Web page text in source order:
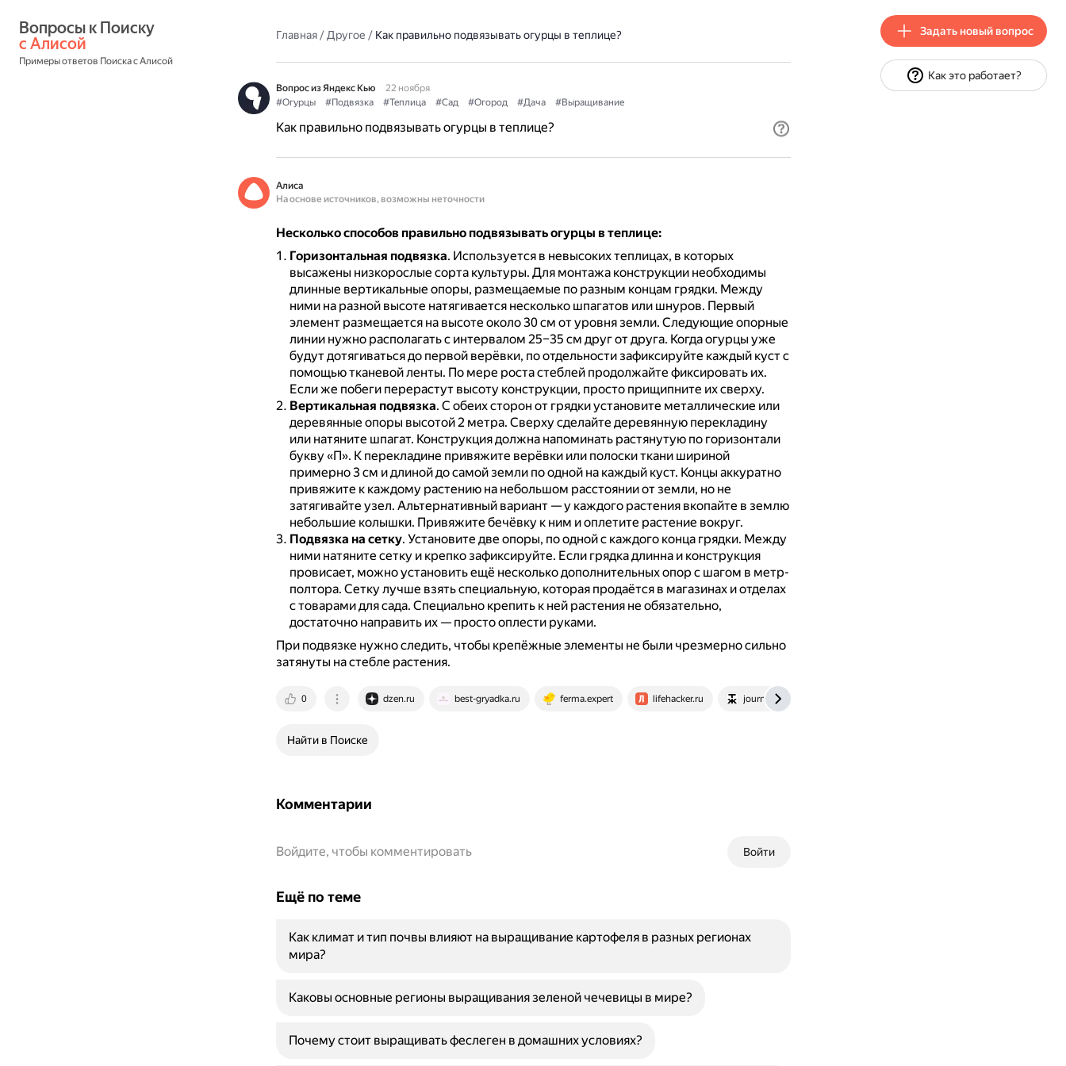
с Алисой
Примеры ответов Поиска с Алисой
Главная/Другое / Как правильно подвязывать огурцы в теплице?
Вопрос из Яндекс Кью
22 ноября
#Огурцы
#Подвязка #Теплица #Сад #Огород #Дача #Выращивание
Как правильно подвязывать огурцы в теплице?
Алиса
На основе источников, возможны неточности
Несколько способов правильно подвязывать огурцы в теплице:
Горизонтальная подвязка. Используется в невысоких теплицах, в которых
высажены низкорослые сорта культуры. Для монтажа конструкции необходимы
длинные вертикальные опоры, размещаемые по разным концам грядки. Между
ними на разной высоте натягивается несколько шпагатов или шнуров. Первый
элемент размещается на высоте около 30 см от уровня земли. Следующие опорные
линии нужно располагать с интервалом 25–35 см друг от друга. Когда огурцы уже
будут дотягиваться до первой верёвки, по отдельности зафиксируйте каждый куст с
помощью тканевой ленты. По мере роста стеблей продолжайте фиксировать их.
Если же побеги перерастут высоту конструкции, просто прищипните их сверху.
Вертикальная подвязка. С обеих сторон от грядки установите металлические или
деревянные опоры высотой 2 метра. Сверху сделайте деревянную перекладину
или натяните шпагат. Конструкция должна напоминать растянутую по горизонтали
букву «П». К перекладине привяжите верёвки или полоски ткани шириной
примерно 3 см и длиной до самой земли по одной на каждый куст. Концы аккуратно
привяжите к каждому растению на небольшом расстоянии от земли, но не
затягивайте узел. Альтернативный вариант — у каждого растения вкопайте в землю
небольшие колышки. Привяжите бечёвку к ним и оплетите растение вокруг.
Подвязка на сетку. Установите две опоры, по одной с каждого конца грядки. Между
ними натяните сетку и крепко зафиксируйте. Если грядка длинна и конструкция
провисает, можно установить ещё несколько дополнительных опор с шагом в метр-
полтора. Сетку лучше взять специальную, которая продаётся в магазинах и отделах
с товарами для сада. Специально крепить к ней растения не обязательно,
достаточно направить их — просто оплести руками.
При подвязке нужно следить, чтобы крепёжные элементы не были чрезмерно сильно
затянуты на стебле растения.
0 dzen.ru best-gryadka.ru ferma.expert lifehacker.ru journal.tinkoff.ru
Найти в Поиске
Комментарии
Войти
Войдите, чтобы комментировать
Ещё по теме
Как климат и тип почвы влияют на выращивание картофеля в разных регионах
мира?
Каковы основные регионы выращивания зеленой чечевицы в мире?
Почему стоит выращивать феслеген в домашних условиях?
Задать новый вопрос
Как это работает?